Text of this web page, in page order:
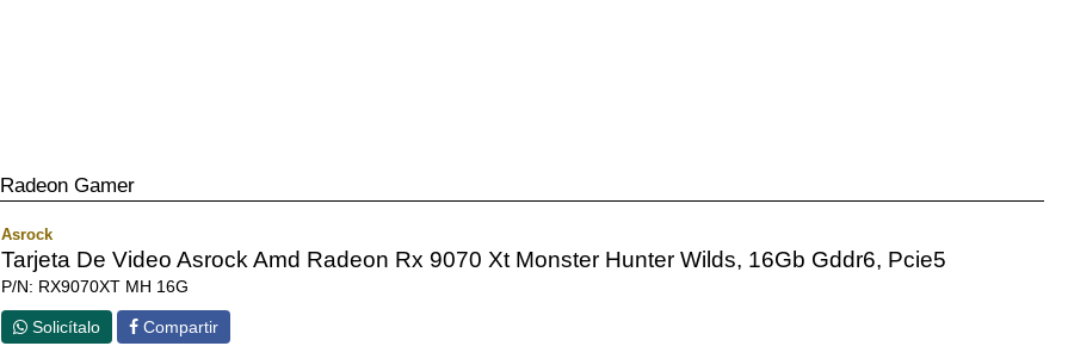
Radeon Gamer
Asrock
Tarjeta De Video Asrock Amd Radeon Rx 9070 Xt Monster Hunter Wilds, 16Gb Gddr6, Pcie5
P/N: RX9070XT MH 16G
Solicítalo Compartir